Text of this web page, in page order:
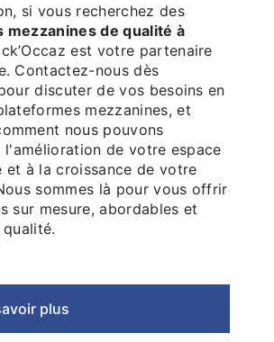
si vous recherchez des
mezzanines de qualité à
est votre partenaire
Contactez-nous dès
discuter de vos besoins en
mezzanines, et
nous pouvons
de votre espace
et à la croissance de votre
sommes là pour vous offrir
sur mesure, abordables et
plus